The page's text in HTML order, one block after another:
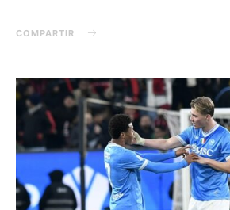
COMPARTIR